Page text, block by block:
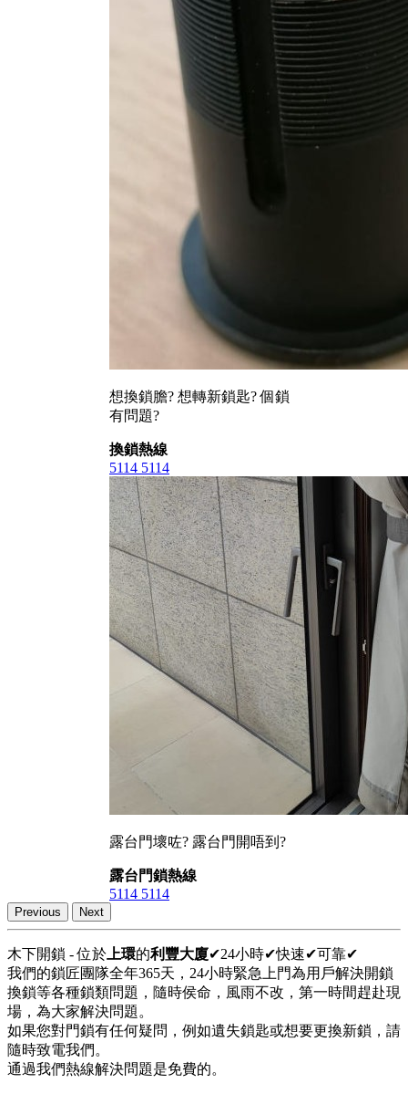
想換鎖膽? 想轉新鎖匙? 個鎖
有問題?
換鎖熱線
5114 5114
露台門壞咗? 露台門開唔到?
露台門鎖熱線
5114 5114
Previous Next
木下開鎖 - 位於 上環的利豐大廈✔24小時✔快速✔可靠✔
我們的鎖匠團隊全年365天，24小時緊急上門為用戶解決開鎖
換鎖等各種鎖類問題，隨時侯命，風雨不改，第一時間趕赴現
場，為大家解決問題。
如果您對門鎖有任何疑問，例如遺失鎖匙或想要更換新鎖，請
隨時致電我們。
通過我們熱線解決問題是免費的。